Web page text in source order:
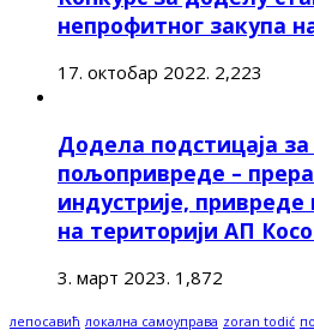
непрофитног закупа
17. октобар 2022. 2,223
Додела подстицаја
пољопривреде –
индустрије,
на територији АП
3. март 2023. 1,872
лепосавић локална самоуправа zoran todić